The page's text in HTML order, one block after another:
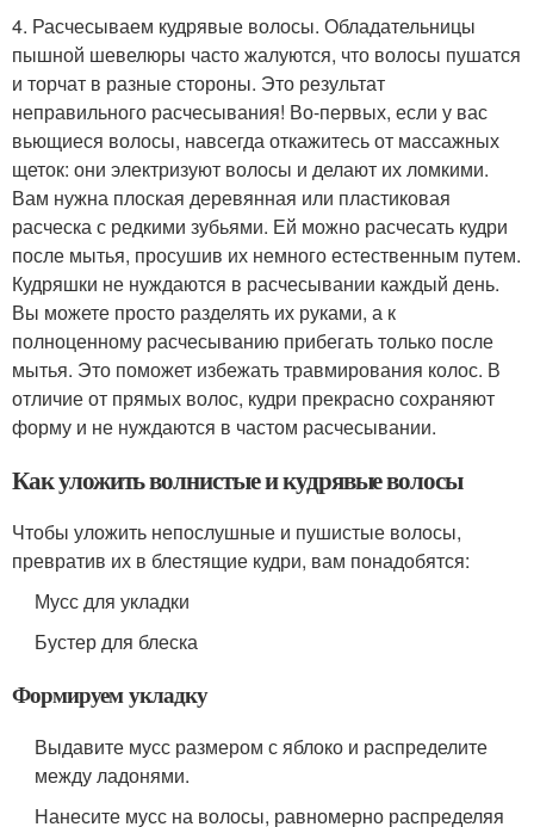
4. Расчесываем кудрявые волосы. Обладательницы
пышной шевелюры часто жалуются, что волосы пушатся
и торчат в разные стороны. Это результат
неправильного расчесывания! Во-первых, если у вас
вьющиеся волосы, навсегда откажитесь от массажных
щеток: они электризуют волосы и делают их ломкими.
Вам нужна плоская деревянная или пластиковая
расческа с редкими зубьями. Ей можно расчесать кудри
после мытья, просушив их немного естественным путем.
Кудряшки не нуждаются в расчесывании каждый день.
Вы можете просто разделять их руками, а к
полноценному расчесыванию прибегать только после
мытья. Это поможет избежать травмирования колос. В
отличие от прямых волос, кудри прекрасно сохраняют
форму и не нуждаются в частом расчесывании.
Как уложить волнистые и кудрявые волосы
Чтобы уложить непослушные и пушистые волосы,
превратив их в блестящие кудри, вам понадобятся:
Мусс для укладки
Бустер для блеска
Формируем укладку
Выдавите мусс размером с яблоко и распределите
между ладонями.
Нанесите мусс на волосы, равномерно распределяя